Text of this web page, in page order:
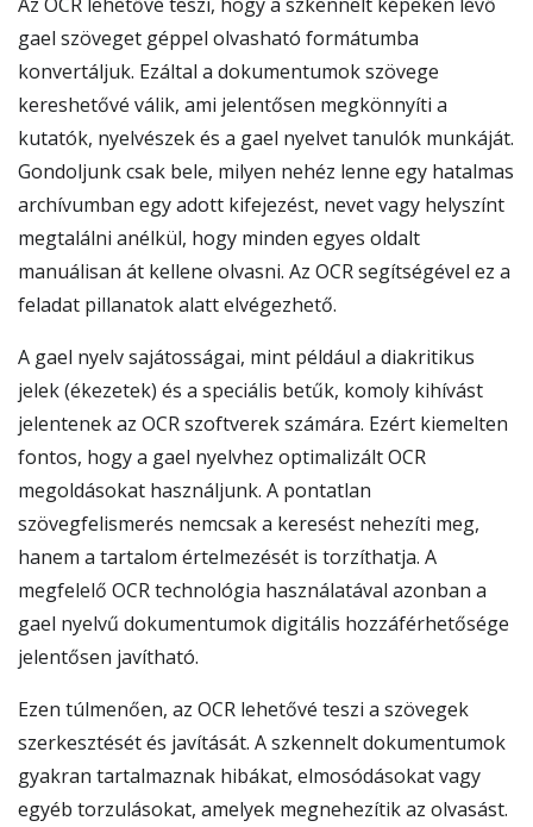
gael szöveget géppel olvasható formátumba
konvertáljuk. Ezáltal a dokumentumok szövege
kereshetővé válik, ami jelentősen megkönnyíti a
kutatók, nyelvészek és a gael nyelvet tanulók munkáját.
Gondoljunk csak bele, milyen nehéz lenne egy hatalmas
archívumban egy adott kifejezést, nevet vagy helyszínt
megtalálni anélkül, hogy minden egyes oldalt
manuálisan át kellene olvasni. Az OCR segítségével ez a
feladat pillanatok alatt elvégezhető.
A gael nyelv sajátosságai, mint például a diakritikus
jelek (ékezetek) és a speciális betűk, komoly kihívást
jelentenek az OCR szoftverek számára. Ezért kiemelten
fontos, hogy a gael nyelvhez optimalizált OCR
megoldásokat használjunk. A pontatlan
szövegfelismerés nemcsak a keresést nehezíti meg,
hanem a tartalom értelmezését is torzíthatja. A
megfelelő OCR technológia használatával azonban a
gael nyelvű dokumentumok digitális hozzáférhetősége
jelentősen javítható.
Ezen túlmenően, az OCR lehetővé teszi a szövegek
szerkesztését és javítását. A szkennelt dokumentumok
gyakran tartalmaznak hibákat, elmosódásokat vagy
egyéb torzulásokat, amelyek megnehezítik az olvasást.